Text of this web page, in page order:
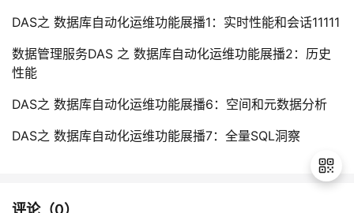
DAS之 数据库自动化运维功能展播1：实时性能和会话11111
数据管理服务DAS 之 数据库自动化运维功能展播2：历史
性能
DAS之 数据库自动化运维功能展播6：空间和元数据分析
DAS之 数据库自动化运维功能展播7：全量SQL洞察